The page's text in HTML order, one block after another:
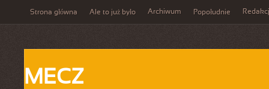
Strona główna Ale to już było Archiwum Popołudnie
MECZ